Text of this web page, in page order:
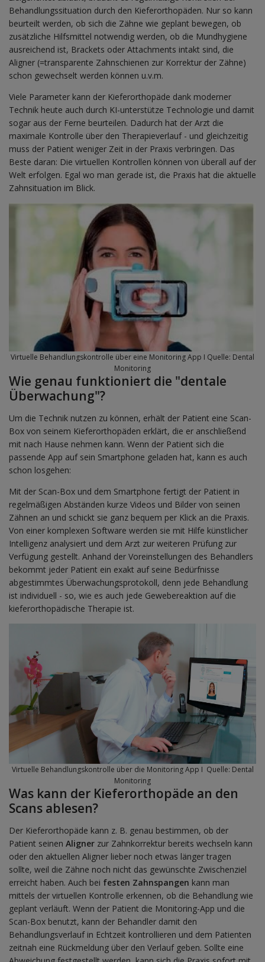
Behandlungssituation durch den Kieferorthopäden. Nur so kann
beurteilt werden, ob sich die Zähne wie geplant bewegen, ob
zusätzliche Hilfsmittel notwendig werden, ob die Mundhygiene
ausreichend ist, Brackets oder Attachments intakt sind, die
Aligner (=transparente Zahnschienen zur Korrektur der Zähne)
schon gewechselt werden können u.v.m.
Viele Parameter kann der Kieferorthopäde dank moderner
Technik heute auch durch KI-unterstütze Technologie und damit
sogar aus der Ferne beurteilen. Dadurch hat der Arzt die
maximale Kontrolle über den Therapieverlauf - und gleichzeitig
muss der Patient weniger Zeit in der Praxis verbringen. Das
Beste daran: Die virtuellen Kontrollen können von überall auf der
Welt erfolgen. Egal wo man gerade ist, die Praxis hat die aktuelle
Zahnsituation im Blick.
Virtuelle Behandlungskontrolle über eine Monitoring App I Quelle: Dental
Monitoring
Wie genau funktioniert die "dentale
Überwachung"?
Um die Technik nutzen zu können, erhält der Patient eine Scan-
Box von seinem Kieferorthopäden erklärt, die er anschließend
mit nach Hause nehmen kann. Wenn der Patient sich die
passende App auf sein Smartphone geladen hat, kann es auch
schon losgehen:
Mit der Scan-Box und dem Smartphone fertigt der Patient in
regelmäßigen Abständen kurze Videos und Bilder von seinen
Zähnen an und schickt sie ganz bequem per Klick an die Praxis.
Von einer komplexen Software werden sie mit Hilfe künstlicher
Intelligenz analysiert und dem Arzt zur weiteren Prüfung zur
Verfügung gestellt. Anhand der Voreinstellungen des Behandlers
bekommt jeder Patient ein exakt auf seine Bedürfnisse
abgestimmtes Überwachungsprotokoll, denn jede Behandlung
ist individuell - so, wie es auch jede Gewebereaktion auf die
kieferorthopädische Therapie ist.
Virtuelle Behandlungskontrolle über die Monitoring App I Quelle: Dental
Monitoring
Was kann der Kieferorthopäde an den
Scans ablesen?
Der Kieferorthopäde kann z. B. genau bestimmen, ob der
Patient seinen Aligner zur Zahnkorrektur bereits wechseln kann
oder den aktuellen Aligner lieber noch etwas länger tragen
sollte, weil die Zähne noch nicht das gewünschte Zwischenziel
erreicht haben. Auch bei festen Zahnspangen kann man
mittels der virtuellen Kontrolle erkennen, ob die Behandlung wie
geplant verläuft. Wenn der Patient die Monitoring-App und die
Scan-Box benutzt, kann der Behandler damit den
Behandlungsverlauf in Echtzeit kontrollieren und dem Patienten
zeitnah eine Rückmeldung über den Verlauf geben. Sollte eine